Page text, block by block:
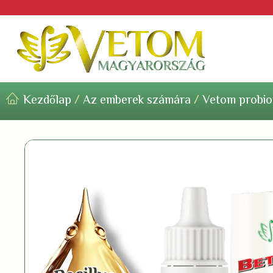
VETOM * AZ EMBEREK
Termékek
Tapasztalatok alapján
Kezdőlap/Az emberek számára/Vetom